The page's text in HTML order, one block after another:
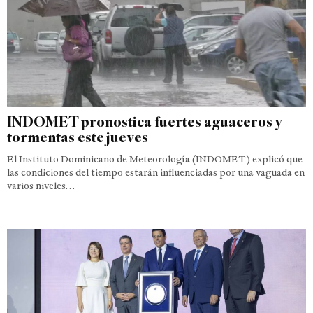
INDOMET pronostica fuertes aguaceros y
tormentas este jueves
El Instituto Dominicano de Meteorología (INDOMET) explicó que
las condiciones del tiempo estarán influenciadas por una vaguada en
varios niveles…